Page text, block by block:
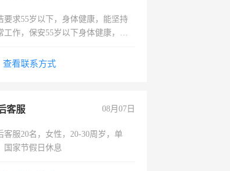
要求55岁以下，身体健康，能坚持
工作，保安55岁以下身体健康，有
客服要求45岁以下高中以上文化，
查看联系方式
客服 08月07日
客服20名，女性，20-30周岁，单
国家节假日休息